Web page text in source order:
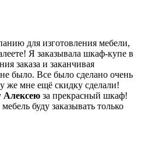
для изготовления мебели,
Я заказывала шкаф-купе в
заказа и заканчивая
было. Все было сделано очень
же мне ещё скидку сделали!
Алексею за прекрасный шкаф!
буду заказывать только